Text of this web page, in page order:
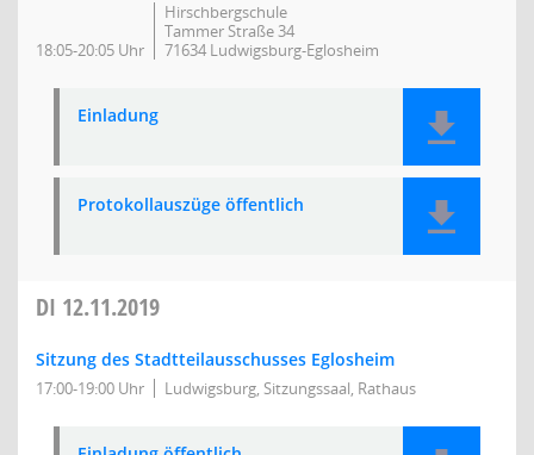
18:05-20:05 Uhr
Hirschbergschule
Tammer Straße 34
71634 Ludwigsburg-Eglosheim
Einladung
Protokollauszüge öffentlich
DI 12.11.2019
Sitzung des Stadtteilausschusses Eglosheim
17:00-19:00 Uhr Ludwigsburg, Sitzungssaal, Rathaus